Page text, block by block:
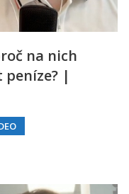
na nich
|